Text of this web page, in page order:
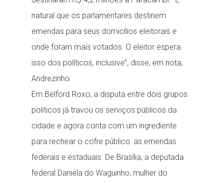
natural que os parlamentares destinem
emendas para seus domicílios eleitorais e
onde foram mais votados. O eleitor espera
isso dos políticos, inclusive”, disse, em nota,
Andrezinho.
Em Belford Roxo, a disputa entre dois grupos
políticos já travou os serviços públicos da
cidade e agora conta com um ingrediente
para rechear o cofre público: as emendas
federais e estaduais. De Brasília, a deputada
federal Daniela do Waguinho, mulher do